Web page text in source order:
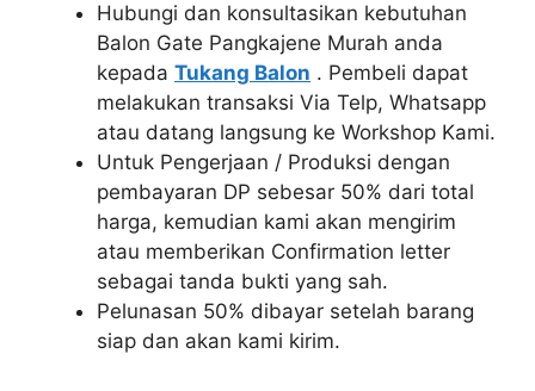
Hubungi dan konsultasikan kebutuhan
Balon Gate Pangkajene Murah anda
kepada Tukang Balon . Pembeli dapat
melakukan transaksi Via Telp, Whatsapp
atau datang langsung ke Workshop Kami.
Untuk Pengerjaan / Produksi dengan
pembayaran DP sebesar 50% dari total
harga, kemudian kami akan mengirim
atau memberikan Confirmation letter
sebagai tanda bukti yang sah.
Pelunasan 50% dibayar setelah barang
siap dan akan kami kirim.